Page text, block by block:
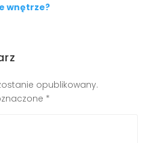
wnętrze?
opublikowany.
*